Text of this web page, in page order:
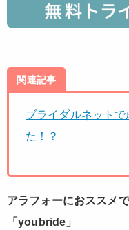
関連記事
ブライダルネット
た！？
アラフォーにおススメ
「youbride」